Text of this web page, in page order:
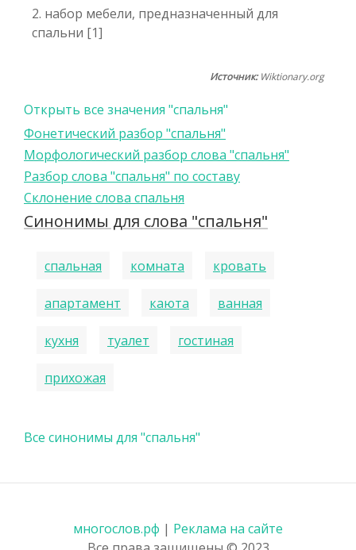
2. набор мебели, предназначенный для
спальни [1]
Источник:Wiktionary.org
Открыть все значения "спальня"
Фонетический разбор "спальня"
Морфологический разбор слова "спальня"
Разбор слова "спальня" по составу
Склонение слова спальня
Синонимы для слова "спальня"
спальная комната кровать
апартамент каюта ванная
кухня туалет гостиная
прихожая
Все синонимы для "спальня"
многослов.рф | Реклама на сайте